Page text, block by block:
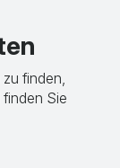
finden,
Sie